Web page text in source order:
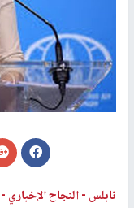
نابلس -النجاح الإخباري -